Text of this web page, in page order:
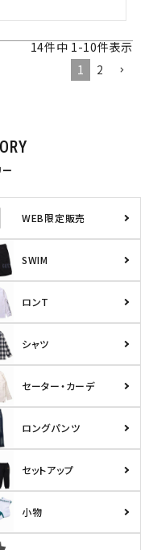
14件中 1-10件表示
1
2
ー
WEB限定販売
SWIM
ロンT
シャツ
セーター・カーデ
ロングパンツ
セットアップ
小物